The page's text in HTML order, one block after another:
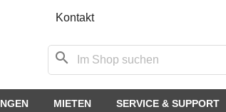
Kontakt
search
MIETEN SERVICE & SUPPORT